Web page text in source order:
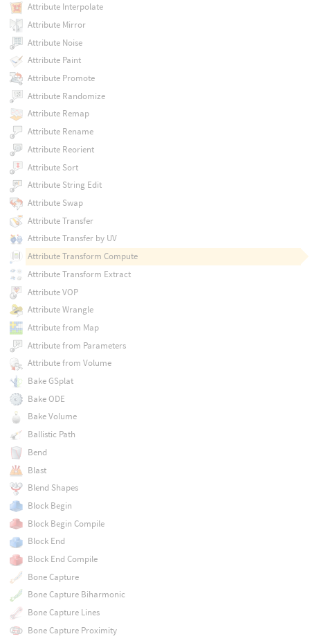
Attribute Interpolate
Attribute Mirror
Attribute Noise
Attribute Paint
Attribute Promote
Attribute Randomize
Attribute Remap
Attribute Rename
Attribute Reorient
Attribute Sort
Attribute String Edit
Attribute Swap
Attribute Transfer
Attribute Transfer by UV
Attribute Transform Compute
Attribute Transform Extract
Attribute VOP
Attribute Wrangle
Attribute from Map
Attribute from Parameters
Attribute from Volume
Bake GSplat
Bake ODE
Bake Volume
Ballistic Path
Bend
Blast
Blend Shapes
Block Begin
Block Begin Compile
Block End
Block End Compile
Bone Capture
Bone Capture Biharmonic
Bone Capture Lines
Bone Capture Proximity